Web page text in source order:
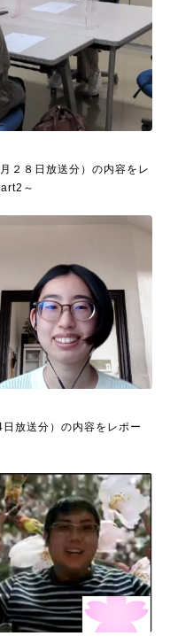
２８日放送分）の内容をレ
～
放送分）の内容をレポー